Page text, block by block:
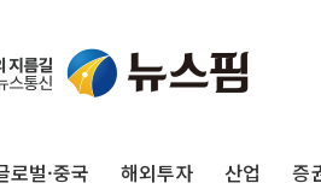
로벌·중국 해외투자 산업 증
금값 7주 만에 최고…美 고용 둔